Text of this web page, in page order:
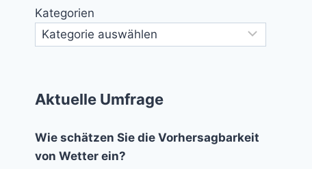
Kategorien
Aktuelle Umfrage
Wie schätzen Sie die Vorhersagbarkeit
von Wetter ein?